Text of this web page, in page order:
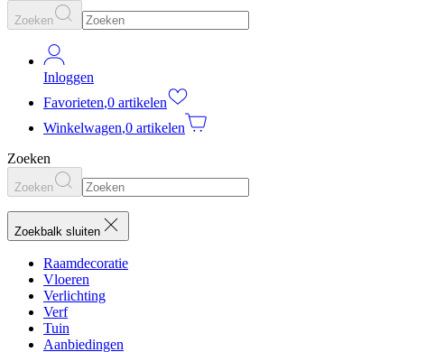
Zoeken
Inloggen
Favorieten,0 artikelen
Winkelwagen,0 artikelen
Zoeken
Zoeken
Zoekbalk sluiten
Raamdecoratie
Vloeren
Verlichting
Verf
Tuin
Aanbiedingen